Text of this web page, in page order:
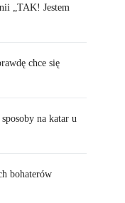
„TAK! Jestem
chce się
na katar u
bohaterów